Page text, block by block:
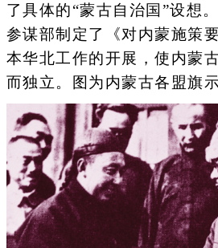
了具体的“蒙古自治国”设想
参谋部制定了《对内蒙施策
本华北工作的开展，使内蒙
而独立。图为内蒙古各盟旗示